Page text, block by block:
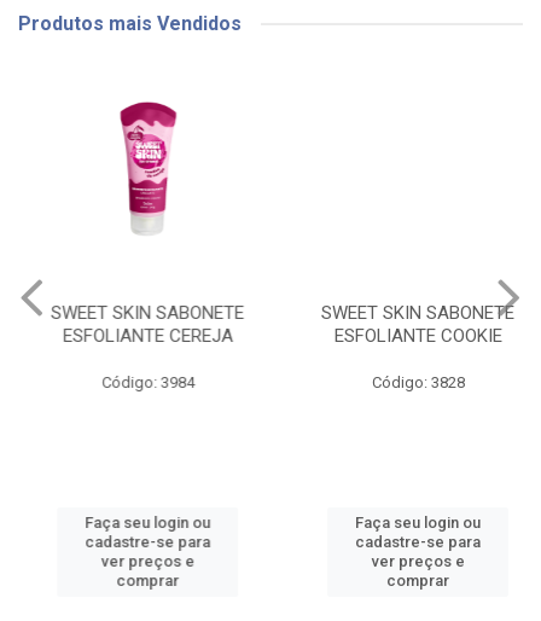
Produtos mais Vendidos
SWEET SKIN SABONETE
ESFOLIANTE CEREJA
Código: 3984
Faça seu login ou
cadastre-se para
ver preços e
comprar
SWEET SKIN SABONETE
ESFOLIANTE COOKIE
Código: 3828
Faça seu login ou
cadastre-se para
ver preços e
comprar